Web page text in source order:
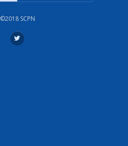
©2018 SCPN